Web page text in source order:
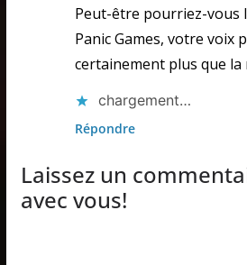
Peut-être pourriez-vous
Panic Games, votre voix
certainement plus que la
chargement…
Répondre
Laissez un
avec vous!